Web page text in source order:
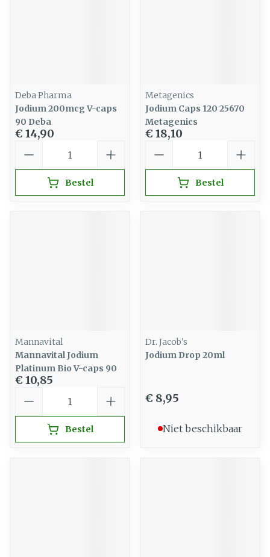
Deba Pharma
Jodium 200mcg V-caps
90 Deba
€ 14,90
Bestel
Metagenics
Jodium Caps 120 25670
Metagenics
€ 18,10
Bestel
Mannavital
Mannavital Jodium
Platinum Bio V-caps 90
€ 10,85
Bestel
Dr. Jacob's
Jodium Drop 20ml
€ 8,95
Niet beschikbaar